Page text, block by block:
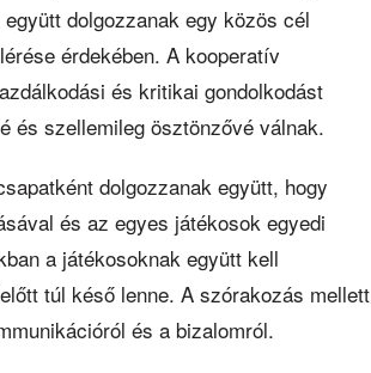
dolgozzanak egy közös cél
érdekében. A kooperatív
és kritikai gondolkodást
és szellemileg ösztönzővé válnak.
dolgozzanak együtt, hogy
és az egyes játékosok egyedi
a játékosoknak együtt kell
túl késő lenne. A szórakozás mellett
és a bizalomról.